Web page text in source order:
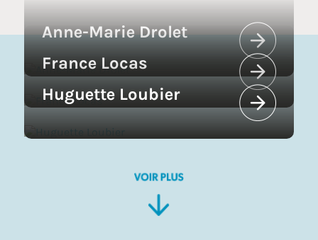
Anne-Marie Drolet
France Locas
Huguette Loubier